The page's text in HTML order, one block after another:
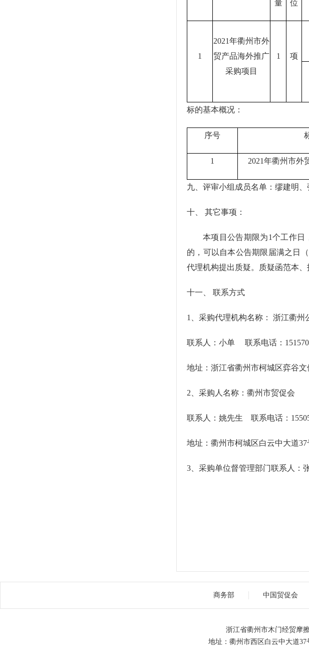
量
位
1
2021年衢州市外
贸产品海外推广
采购项目
1 项
标的基本概况：
序号
1 2021年衢州市外
九、评审小组成员名单：缪建明
十、 其它事项：
本项目公告期限为1个工作日
的，可以自本公告期限届满之日
代理机构提出质疑。质疑函范本
十一、 联系方式
1、采购代理机构名称： 浙江衢州
联系人： 小单 联系电话：
地址：浙江省衢州市柯城区弈谷文
2、采购人名称： 衢州市贸促会
联系人：姚先生 联系电话：
地址：衢州市柯城区白云中大道
3、 采购单位督管理部门联系人：
商务部 中国贸促会
浙江省衢州市木门经贸摩
地址：衢州市西区白云中大道